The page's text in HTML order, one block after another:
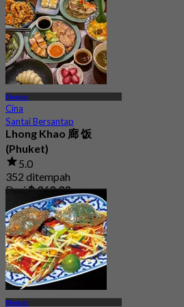
Phuket
Cina
Santai Bersantap
Lhong Khao 廊 饭
(Phuket)
5.0
352 ditempah
Dari฿ 363.33
Phuket